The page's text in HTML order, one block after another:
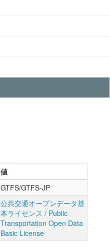
値
GTFS/GTFS-JP
公共交通オープンデータ基
本ライセンス / Public
Transportation Open Data
Basic License